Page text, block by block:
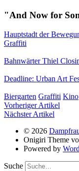
"And Now for
Hauptstadt der
Graffiti
Bahnwärter Thiel
Deadline: Urban Art
Biergarten Graffiti Kino
Vorheriger Artikel
Nächster Artikel
© 2026
Onigiri Theme
Powered by
Suche